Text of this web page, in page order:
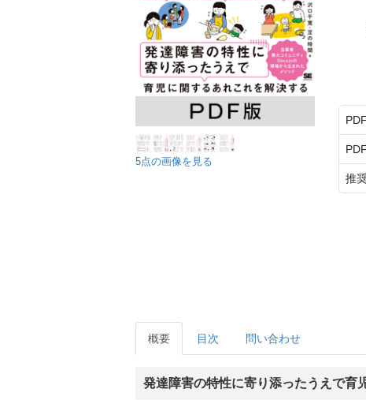
5点の画像を見る
推
概要 目次 問い合わせ
発達障害の特性に寄り添ったうえで育